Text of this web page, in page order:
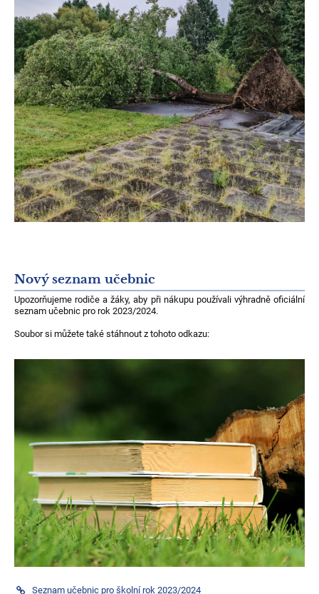
Nový seznam učebnic
Upozorňujeme rodiče a žáky, aby při nákupu používali výhradně oficiální
seznam učebnic pro rok 2023/2024.
Soubor si můžete také stáhnout z tohoto odkazu:
Seznam učebnic pro školní rok 2023/2024